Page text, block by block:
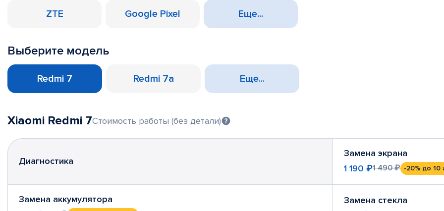
ZTE Google Pixel Еще...
Выберите модель
Redmi 7 Redmi 7a Еще...
Xiaomi Redmi 7Стоимость работы (без детали)
Диагностика
Замена экрана
1 190 ₽1 490 ₽ -20% до 10
Замена аккумулятора
Замена стекла